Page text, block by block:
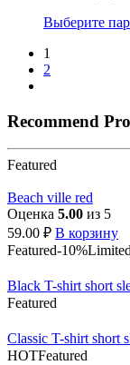
Выберите
1
2
Recommend
Featured
Beach ville red
Оценка 5.00 из 5
59.00 ₽ В корзину
Featured-10%
Black T-shirt short
Featured
Classic T-shirt short
HOTFeatured